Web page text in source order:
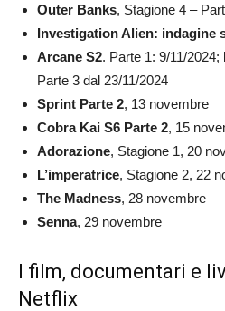
Outer Banks, Stagione 4 –
Investigation Alien: indagine
Arcane S2. Parte 1: 9/11/2024;
Parte 3 dal 23/11/2024
Sprint Parte 2, 13 novembre
Cobra Kai S6 Parte 2, 15
Adorazione, Stagione 1, 20
L’imperatrice, Stagione 2, 22
The Madness, 28 novembre
Senna, 29 novembre
I film, documentari e
Netflix